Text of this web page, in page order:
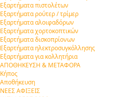
Εξαρτήματα πιστολέτων
Εξαρτήματα ρούτερ / τρίμερ
Εξαρτήματα αλοιφαδόρων
Εξαρτήματα χορτοκοπτικών
Εξαρτήματα δισκοπρίονων
Εξαρτήματα ηλεκτροσυγκόλλησης
Εξαρτήματα για κολλητήρια
ΑΠΟΘΗΚΕΥΣΗ & ΜΕΤΑΦΟΡΑ
Κήπος
Αποθήκευση
ΝΕΕΣ ΑΦΙΞΕΙΣ